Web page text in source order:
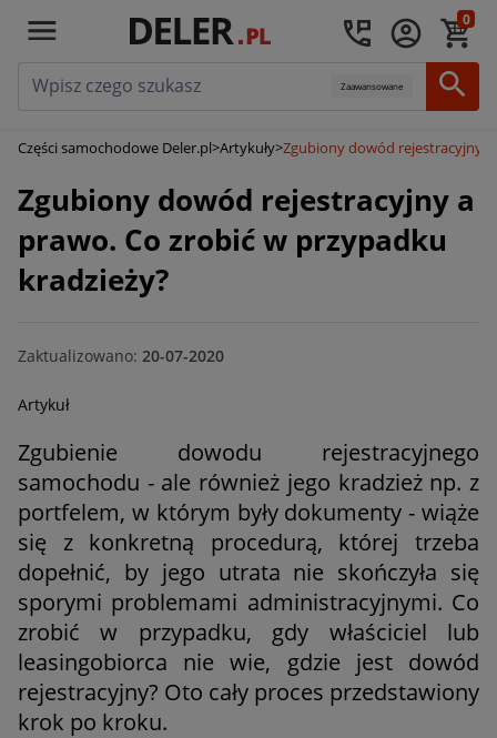
0
Zaawansowane
Części samochodowe Deler.pl>Artykuły>Zgubiony dowód rejestracyjny
Zgubiony dowód rejestracyjny a
prawo. Co zrobić w przypadku
kradzieży?
Zaktualizowano: 20-07-2020
Artykuł
Zgubienie dowodu rejestracyjnego
samochodu - ale również jego kradzież np. z
portfelem, w którym były dokumenty - wiąże
się z konkretną procedurą, której trzeba
dopełnić, by jego utrata nie skończyła się
sporymi problemami administracyjnymi. Co
zrobić w przypadku, gdy właściciel lub
leasingobiorca nie wie, gdzie jest dowód
rejestracyjny? Oto cały proces przedstawiony
krok po kroku.